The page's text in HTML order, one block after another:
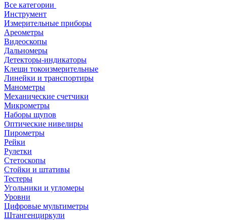
Все категории
Инструмент
Измерительные приборы
Ареометры
Видеоскопы
Дальномеры
Детекторы-индикаторы
Клещи токоизмерительные
Линейки и транспортиры
Манометры
Механические счетчики
Микрометры
Наборы щупов
Оптические нивелиры
Пирометры
Рейки
Рулетки
Стетоскопы
Стойки и штативы
Тестеры
Угольники и угломеры
Уровни
Цифровые мультиметры
Штангенциркули